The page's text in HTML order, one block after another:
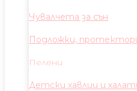
Чувалчета за сън
Подложки,
Пелени
Детски хавлии и